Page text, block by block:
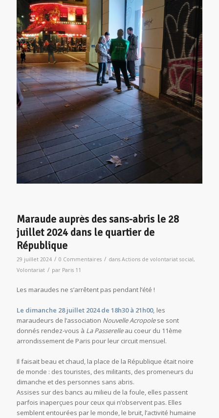
Maraude auprès des sans-abris le 28
juillet 2024 dans le quartier de
République
29 juillet 2024 / 0 Commentaires / dans Actions de volontariat social,
Volontariat / par Paris 11
Les maraudes ne s’arrêtent pas pendant l’été !
Le dimanche 28 juillet 2024 de 18h30 à 21h00, les
maraudeurs de l’association Nouvelle Acropolese sont
donnés rendez-vous à La Passerelleau coeur du 11ème
arrondissement de Paris pour leur circuit mensuel.
Il faisait beau et chaud, la place de la République était noire
de monde : des touristes, des militants, des promeneurs du
dimanche et des personnes sans abris.
Assises sur des bancs au milieu de la foule, elles passent
parfois inaperçues pour ceux qui n’observent pas. Elles
semblent entourées par le monde, le bruit, l’activité humaine